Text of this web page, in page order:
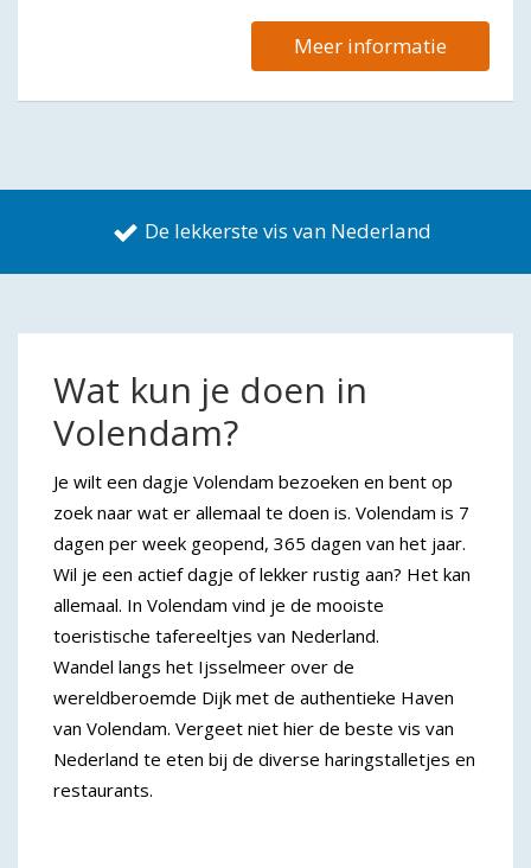
Meer informatie
De lekkerste vis van Nederland
Wat kun je doen in
Volendam?
Je wilt een dagje Volendam bezoeken en bent op
zoek naar wat er allemaal te doen is. Volendam is 7
dagen per week geopend, 365 dagen van het jaar.
Wil je een actief dagje of lekker rustig aan? Het kan
allemaal. In Volendam vind je de mooiste
toeristische tafereeltjes van Nederland.
Wandel langs het Ijsselmeer over de
wereldberoemde Dijk met de authentieke Haven
van Volendam. Vergeet niet hier de beste vis van
Nederland te eten bij de diverse haringstalletjes en
restaurants.